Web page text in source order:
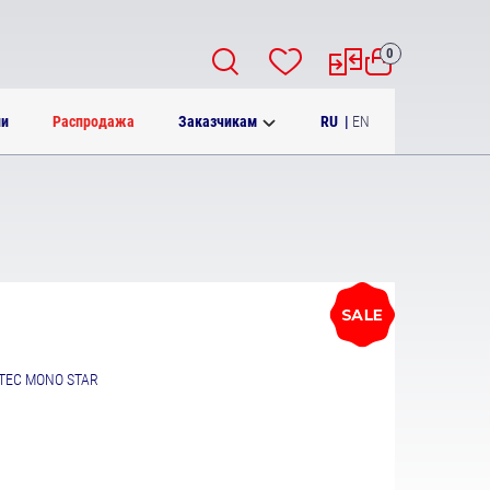
Распродажа Заказчикам RU | EN
0
MONO STAR